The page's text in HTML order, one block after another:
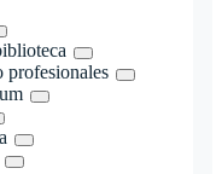
profesionales